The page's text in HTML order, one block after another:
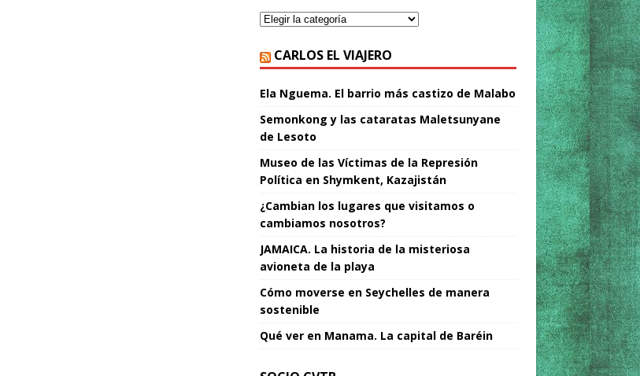
CARLOS EL VIAJERO
Ela Nguema. El barrio más castizo de Malabo
Semonkong y las cataratas Maletsunyane
de Lesoto
Museo de las Víctimas de la Represión
Política en Shymkent, Kazajistán
¿Cambian los lugares que visitamos o
cambiamos nosotros?
JAMAICA. La historia de la misteriosa
avioneta de la playa
Cómo moverse en Seychelles de manera
sostenible
Qué ver en Manama. La capital de Baréin